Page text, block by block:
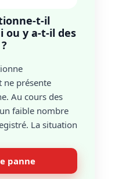
t-il
ou y a-t-il des
ne présente
Au cours des
faible nombre
La situation
panne